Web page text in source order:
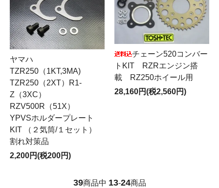
ヤマハ
TZR250（1KT,3MA)
TZR250（2XT）R1-
Z（3XC）
RZV500R（51X）
YPVSホルダープレート
KIT （２気筒/１セット）
割れ対策品
2,200円(税200円)
チェーン520コンバー
トKIT RZRエンジン搭
載 RZ250ホイール用
28,160円(税2,560円)
39商品中 13-24商品